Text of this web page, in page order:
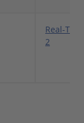
Real-
2